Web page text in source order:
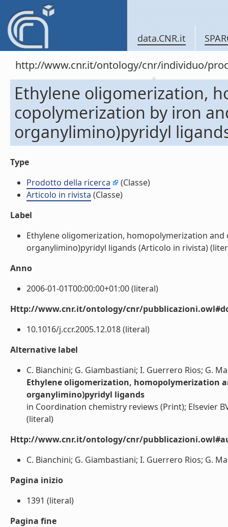
data.CNR.it
http://www.cnr.it/ontology/cnr/individuo/
Ethylene oligomerization,
copolymerization by iron
organylimino)pyridyl
Type
Prodotto della ricerca
(Classe)
Articolo in rivista (Classe)
Label
Ethylene oligomerization, homopolymerization
organylimino)pyridyl ligands (Articolo in rivista)
Anno
2006-01-01T00:00:00+01:00 (literal)
Http://www.cnr.it/ontology/cnr/
10.1016/j.ccr.2005.12.018 (literal)
Alternative label
C. Bianchini; G. Giambastiani; I. Guerrero Rios; G.
Ethylene oligomerization, homopolymerization
organylimino)pyridyl ligands
in Coordination chemistry reviews (Print); Elsevier
(literal)
Http://www.cnr.it/ontology/cnr/
C. Bianchini; G. Giambastiani; I. Guerrero Rios; G.
Pagina inizio
1391 (literal)
Pagina fine